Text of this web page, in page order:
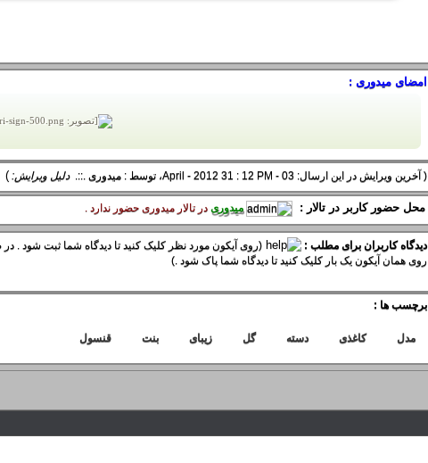
امضای میدوری :
( آخرین ویرایش در این ارسال: 03 - April - 2012 31 : 12 PM، توسط : میدوری دلیل ویرایش:)
محل حضور کاربر در تالار : میدوری در تالار ميدوری حضور ندارد .
ديدگاه کاربران برای مطلب :
(روی آیکون مورد نظر کلیک کنید تا دیدگاه شما ثبت شود . در
روی همان آیکون یک بار کلیک کنید تا دیدگاه شما پاک شود .)
برچسب ها :
مدل کاغذی دسته گل زیبای بنت قنسول